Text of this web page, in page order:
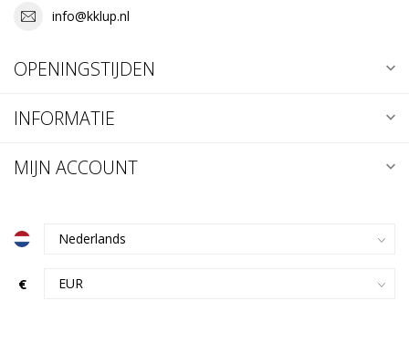
info@kklup.nl
OPENINGSTIJDEN
INFORMATIE
MIJN ACCOUNT
€